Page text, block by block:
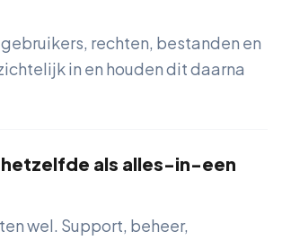
gebruikers, rechten, bestanden en
in en houden dit daarna
hetzelfde als alles-in-een
wel. Support, beheer,